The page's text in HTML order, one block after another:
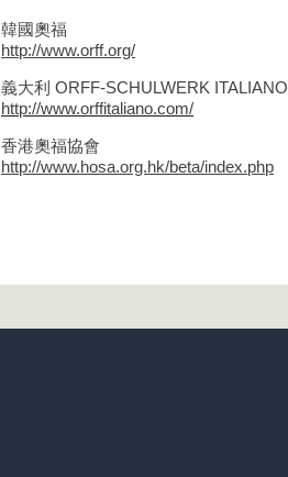
韓國奧福
http://www.orff.org/
義大利 ORFF-SCHULWERK ITALIANO
http://www.orffitaliano.com/
香港奧福協會
http://www.hosa.org.hk/beta/index.php